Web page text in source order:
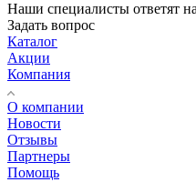
Наши специалисты ответят
Задать вопрос
Каталог
Акции
Компания
О компании
Новости
Отзывы
Партнеры
Помощь